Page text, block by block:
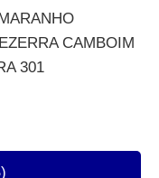
CAMBOIM
301